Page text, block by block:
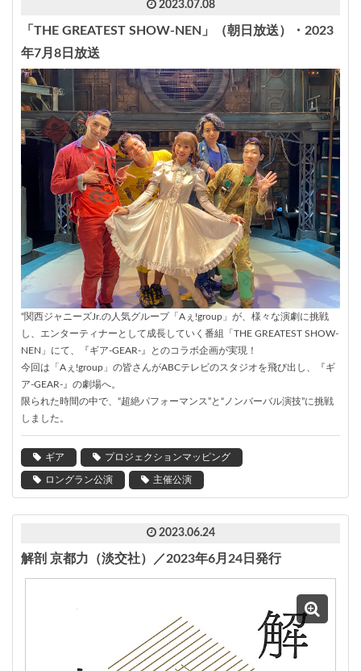
2023.07.08
「THE GREATEST SHOW-NEN」（朝日放送）・2023
年7月8日放送
“関西ジャニーズJr.の人気グループ「Aぇ!group」が、様々な演劇に挑戦
し、エンターティナーとして成長していく番組「THE GREATEST SHOW-
NEN」にて、『ギア-GEAR-』とのコラボ企画が実現！
今回は「Aぇ!group」の皆さんがABCテレビのスタジオを飛び出し、『ギ
ア-GEAR-』の劇場へ。
限られた時間の中で、“超絶パフォーマンス”と“ノンバーバル演技”に挑戦
しました。
ギア プロジェクションマッピング
ロングラン公演 主催公演
2023.06.24
解剖 京都力（淡交社）／2023年6月24日発行